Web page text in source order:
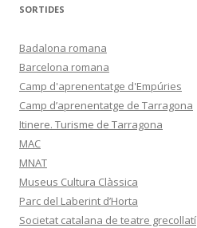
SORTIDES
Badalona romana
Barcelona romana
Camp d'aprenentatge d'Empúries
Camp d’aprenentatge de Tarragona
Itinere. Turisme de Tarragona
MAC
MNAT
Museus Cultura Clàssica
Parc del Laberint d’Horta
Societat catalana de teatre grecollatí